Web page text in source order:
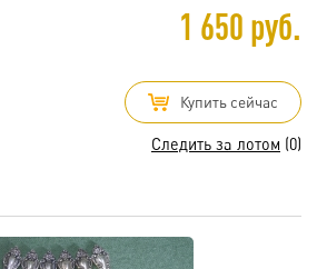
1 650 руб.
Купить сейчас
Следить за лотом (0)